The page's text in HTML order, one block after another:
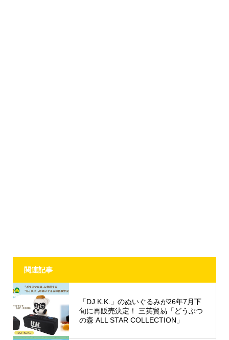
関連記事
「DJ K.K.」のぬいぐるみが26年7月下
旬に再販売決定！ 三英貿易「どうぶつ
の森 ALL STAR COLLECTION」